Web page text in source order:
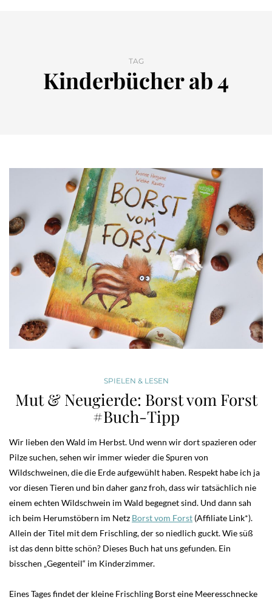
TAG
Kinderbücher ab 4
SPIELEN & LESEN
Mut & Neugierde: Borst vom Forst
#Buch-Tipp
Wir lieben den Wald im Herbst. Und wenn wir dort spazieren oder
Pilze suchen, sehen wir immer wieder die Spuren von
Wildschweinen, die die Erde aufgewühlt haben. Respekt habe ich ja
vor diesen Tieren und bin daher ganz froh, dass wir tatsächlich nie
einem echten Wildschwein im Wald begegnet sind. Und dann sah
ich beim Herumstöbern im Netz Borst vom Forst (Affiliate Link*).
Allein der Titel mit dem Frischling, der so niedlich guckt. Wie süß
ist das denn bitte schön? Dieses Buch hat uns gefunden. Ein
bisschen „Gegenteil“ im Kinderzimmer.
Eines Tages findet der kleine Frischling Borst eine Meeresschnecke